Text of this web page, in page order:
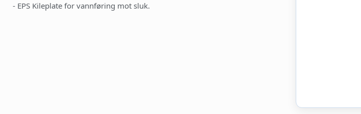
- EPS Kileplate for vannføring mot sluk.